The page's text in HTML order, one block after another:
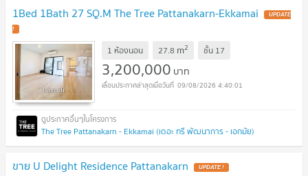
1Bed 1Bath 27 SQ.M The Tree Pattanakarn-Ekkamai UPDATE
!
1 ห้องนอน 27.8 m2 ชั้น 17
3,200,000 บาท
09/08/2026 4:40:01
The Tree Pattanakarn - Ekkamai (เดอะ ทรี พัฒนาการ - เอกมัย)
ขาย U Delight Residence Pattanakarn UPDATE !